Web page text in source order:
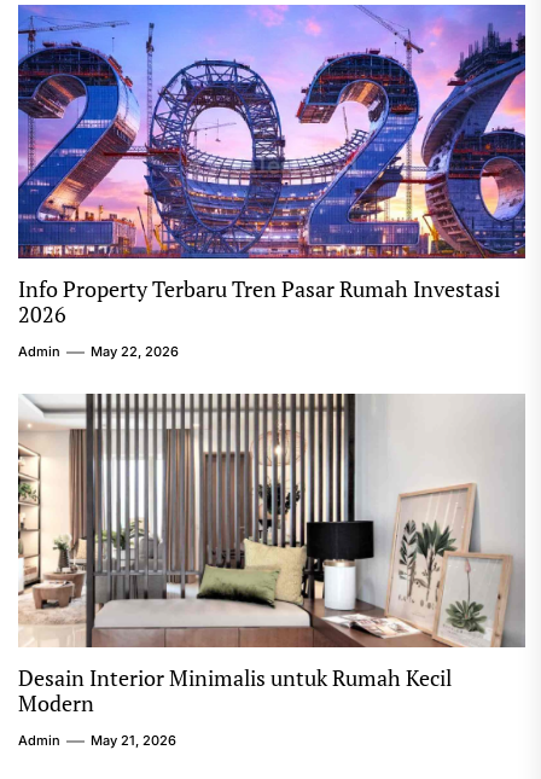
Info Property Terbaru Tren Pasar Rumah Investasi
2026
Admin May 22, 2026
Desain Interior Minimalis untuk Rumah Kecil
Modern
Admin May 21, 2026